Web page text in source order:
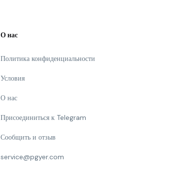
О нас
Политика конфиденциальности
Условия
О нас
Присоединиться к Telegram
Сообщить и отзыв
service@pgyer.com